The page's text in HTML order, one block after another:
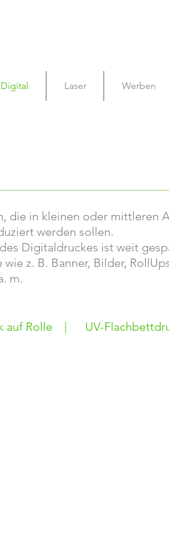
Digital Laser Werben
die in kleinen oder mittleren
werden sollen.
Digitaldruckes ist weit
z. B. Banner, Bilder,
m.
auf Rolle | UV-